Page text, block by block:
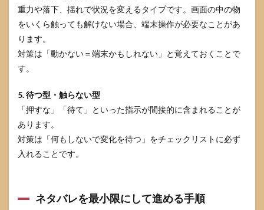
重力や落下、揺れで状況を変えるタイプです。画面の中の物
をいくら触っても解けない場合、端末操作が必要なことがあ
ります。
対策は「動かない＝端末かもしれない」と覚えておくことで
す。
5. 待つ型・触らない型
「押すな」「待て」といった指示が間接的に含まれることが
あります。
対策は「何もしないで変化を待つ」をチェックリストに必ず
入れることです。
ネタバレを最小限にして進める手順